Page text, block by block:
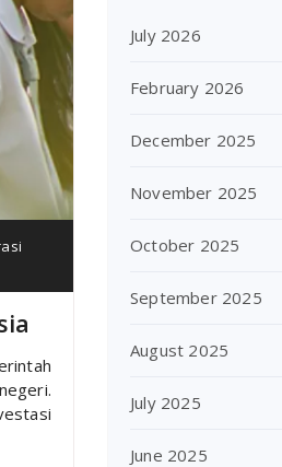
July 2026
February 2026
December 2025
November 2025
October 2025
September 2025
August 2025
July 2025
June 2025